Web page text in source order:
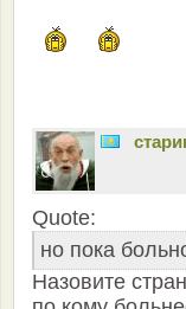
Quote:
но пока
Назовите